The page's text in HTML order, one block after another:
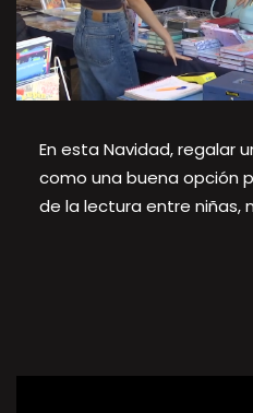
En esta Navidad, regalar
como una buena opción
de la lectura entre niñas,